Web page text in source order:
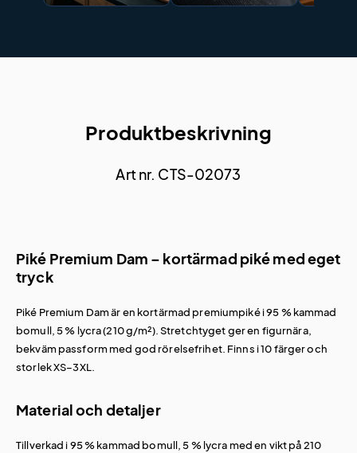
Produktbeskrivning
Art nr. CTS-02073
Piké Premium Dam – kortärmad piké med eget
tryck
Piké Premium Dam är en kortärmad premiumpiké i 95 % kammad
bomull, 5 % lycra (210 g/m²). Stretchtyget ger en figurnära,
bekväm passform med god rörelsefrihet. Finns i 10 färger och
storlek XS–3XL.
Material och detaljer
Tillverkad i 95 % kammad bomull, 5 % lycra med en vikt på 210